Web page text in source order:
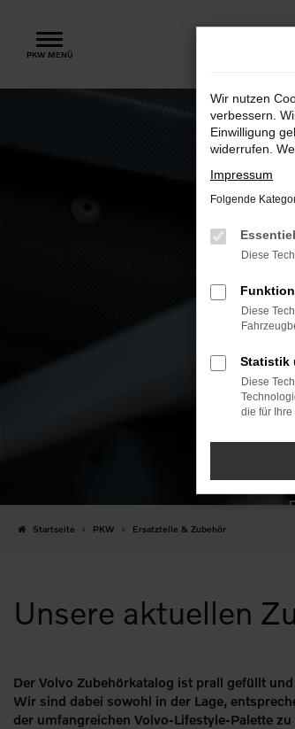
Hauptinhalt
springen
PKW MENÜ
Startseite PKW Ersatzteile & Zubehör
Unsere aktuellen
Der Volvo Zubehörkatalog ist prall gefüllt
Wir sind dabei sowohl in der Lage,
der umfangreichen Volvo-Lifestyle-Palette
Wir nutzen
verbessern.
Einwilligung
widerrufen.
Impressum
Folgende
Diese
Diese
Statistik
Diese
die für